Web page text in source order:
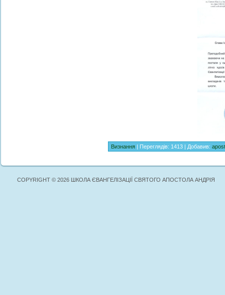
Визнання | Переглядів: 1413 | Добавив:
COPYRIGHT © 2026 ШКОЛА ЄВАНГЕЛІЗАЦІЇ СВЯТОГО АПОСТОЛА АНДРІЯ